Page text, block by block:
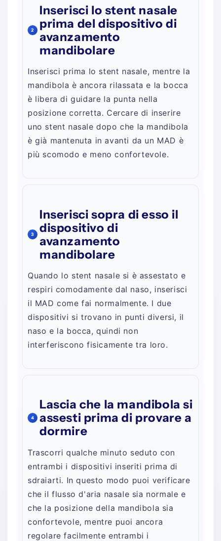
2
Inserisci lo stent nasale
prima del dispositivo di
avanzamento
mandibolare
Inserisci prima lo stent nasale, mentre la
mandibola è ancora rilassata e la bocca
è libera di guidare la punta nella
posizione corretta. Cercare di inserire
uno stent nasale dopo che la mandibola
è già mantenuta in avanti da un MAD è
più scomodo e meno confortevole.
3
Inserisci sopra di esso il
dispositivo di
avanzamento
mandibolare
Quando lo stent nasale si è assestato e
respiri comodamente dal naso, inserisci
il MAD come fai normalmente. I due
dispositivi si trovano in punti diversi, il
naso e la bocca, quindi non
interferiscono fisicamente tra loro.
4
Lascia che la mandibola si
assesti prima di provare a
dormire
Trascorri qualche minuto seduto con
entrambi i dispositivi inseriti prima di
sdraiarti. In questo modo puoi verificare
che il flusso d'aria nasale sia normale e
che la posizione della mandibola sia
confortevole, mentre puoi ancora
regolare facilmente entrambi i